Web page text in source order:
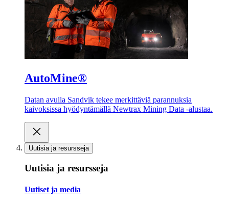
AutoMine®
Datan avulla Sandvik tekee merkittäviä parannuksia
kaivoksissa hyödyntämällä Newtrax Mining Data -alustaa.
Uutisia ja resursseja
Uutisia ja resursseja
Uutiset ja media